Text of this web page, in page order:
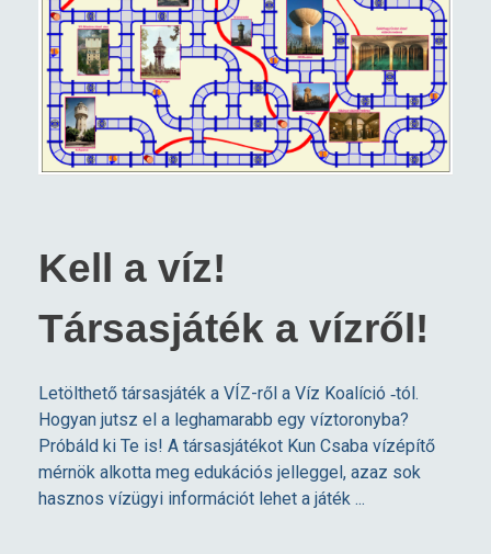
Kell a víz!
Társasjáték a vízről!
Letölthető társasjáték a VÍZ-ről a Víz Koalíció ‑tól.
Hogyan jutsz el a leghamarabb egy víztoronyba?
Próbáld ki Te is! A társasjátékot Kun Csaba vízépítő
mérnök alkotta meg edukációs jelleggel, azaz sok
hasznos vízügyi információt lehet a játék ...